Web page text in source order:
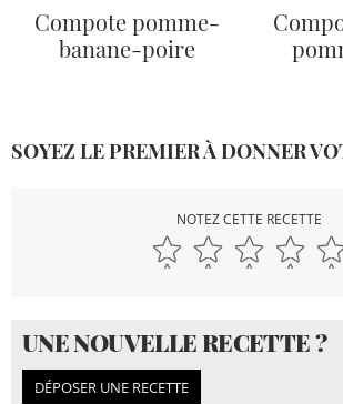
Compote pomme-
banane-poire
SOYEZ LE PREMIER À DONNER
NOTEZ CETTE RECETTE
UNE NOUVELLE RECETTE ?
DÉPOSER UNE RECETTE